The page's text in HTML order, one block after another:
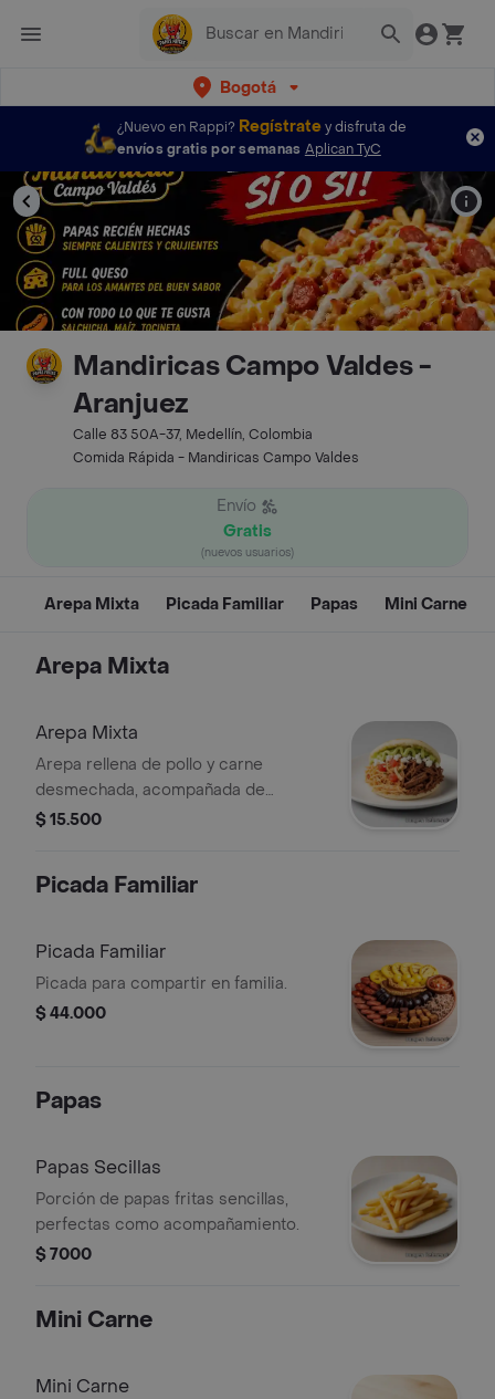
Bogotá
¿Nuevo en Rappi? Regístratey disfruta de
envíos gratis por semanas Aplican TyC
Mandiricas Campo Valdes -
Aranjuez
Calle 83 50A-37, Medellín, Colombia
Comida Rápida - Mandiricas Campo Valdes
Envío
Gratis
(nuevos usuarios)
Arepa Mixta Picada Familiar Papas Mini Carne
Arepa Mixta
Arepa Mixta
Arepa rellena de pollo y carne
desmechada, acompañada de
aguacate y queso.
$ 15.500
Picada Familiar
Picada Familiar
Picada para compartir en familia.
$ 44.000
Papas
Papas Secillas
Porción de papas fritas sencillas,
perfectas como acompañamiento.
$ 7000
Mini Carne
Mini Carne